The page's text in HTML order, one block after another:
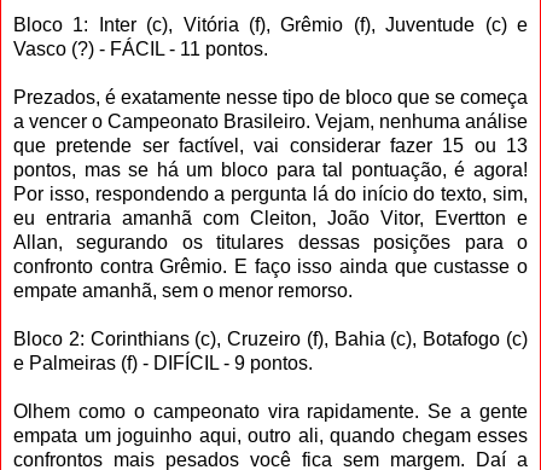
Bloco 1: Inter (c), Vitória (f), Grêmio (f), Juventude (c) e
Vasco (?) - FÁCIL - 11 pontos.
Prezados, é exatamente nesse tipo de bloco que se começa
a vencer o Campeonato Brasileiro. Vejam, nenhuma análise
que pretende ser factível, vai considerar fazer 15 ou 13
pontos, mas se há um bloco para tal pontuação, é agora!
Por isso, respondendo a pergunta lá do início do texto, sim,
eu entraria amanhã com Cleiton, João Vitor, Evertton e
Allan, segurando os titulares dessas posições para o
confronto contra Grêmio. E faço isso ainda que custasse o
empate amanhã, sem o menor remorso.
Bloco 2: Corinthians (c), Cruzeiro (f), Bahia (c), Botafogo (c)
e Palmeiras (f) - DIFÍCIL - 9 pontos.
Olhem como o campeonato vira rapidamente. Se a gente
empata um joguinho aqui, outro ali, quando chegam esses
confrontos mais pesados você fica sem margem. Daí a